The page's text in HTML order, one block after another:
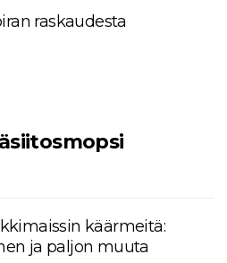
raskaudesta
käärmeitä:
ja paljon muuta